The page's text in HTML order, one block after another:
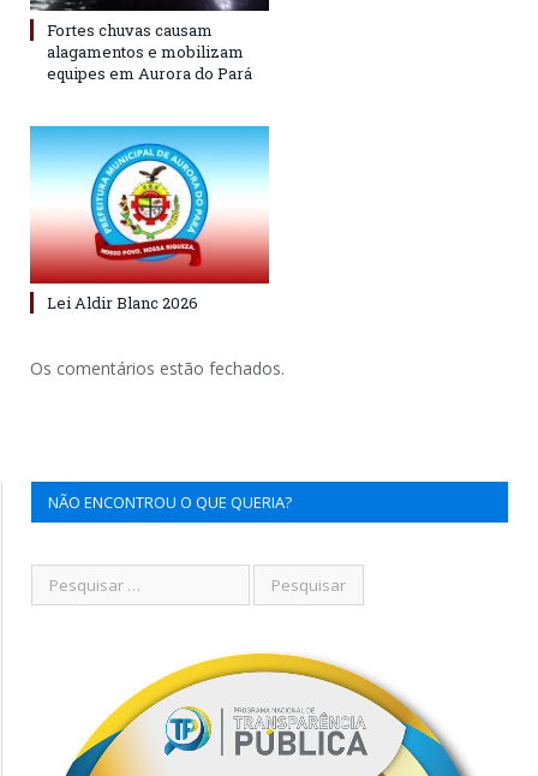
Fortes chuvas causam
alagamentos e mobilizam
equipes em Aurora do Pará
Lei Aldir Blanc 2026
Os comentários estão fechados.
NÃO ENCONTROU O QUE QUERIA?